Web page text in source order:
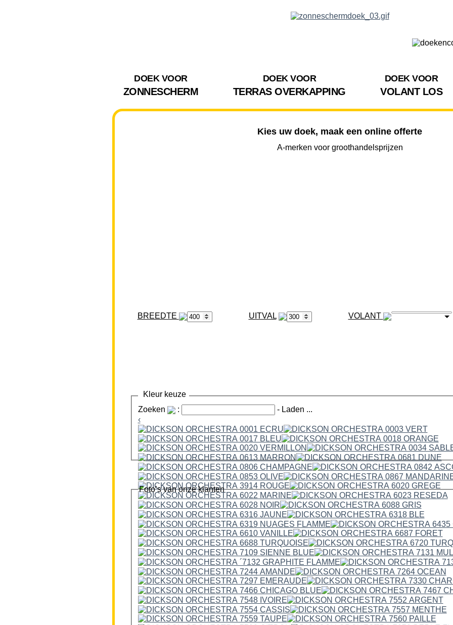
DOEK VOOR
ZONNESCHERM
DOEK VOOR
TERRAS OVERKAPPING
DOEK VOOR
VOLANT LOS
Kies uw doek, maak een online offerte
A-merken voor groothandelsprijzen
BREEDTE VOLANT
Kleur keuze
Zoeken
: - Laden ...
‹
Foto’s van onze klanten